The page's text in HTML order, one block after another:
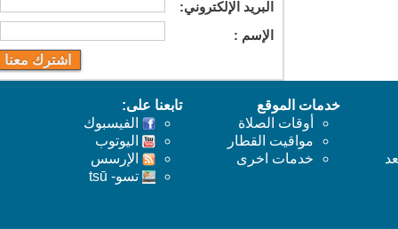
البريد اﻹلكتروني:
اﻹسم :
خدمات الموقع
أوقات الصلاة
مواقيت القطار
خدمات اخرى
تابعنا على:
الفيسبوك
اليوتوب
اﻹرسس
تسو- tsū